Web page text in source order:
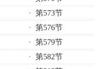
第573节
第576节
第579节
第582节